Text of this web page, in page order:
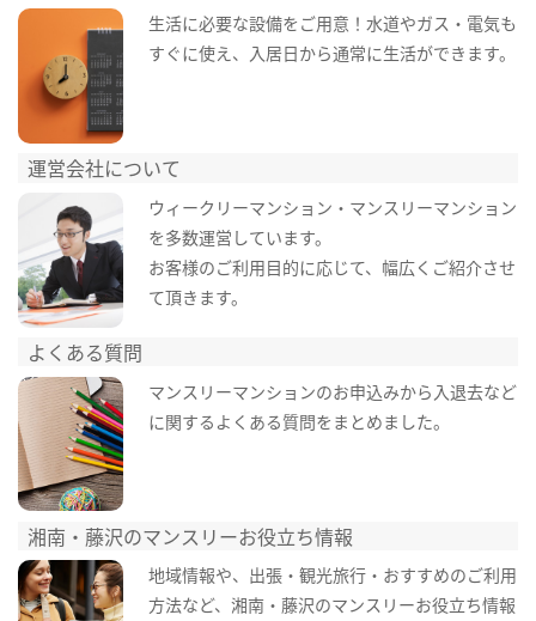
生活に必要な設備をご用意！水道やガス・電気も
すぐに使え、入居日から通常に生活ができます。
運営会社について
ウィークリーマンション・マンスリーマンション
を多数運営しています。
お客様のご利用目的に応じて、幅広くご紹介させ
て頂きます。
よくある質問
マンスリーマンションのお申込みから入退去など
に関するよくある質問をまとめました。
湘南・藤沢のマンスリーお役立ち情報
地域情報や、出張・観光旅行・おすすめのご利用
方法など、湘南・藤沢のマンスリーお役立ち情報